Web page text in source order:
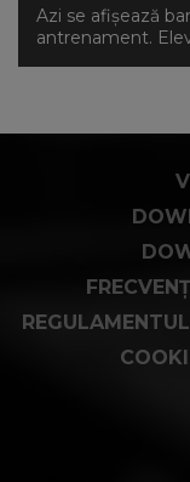
Azi se afișează
antrenament.